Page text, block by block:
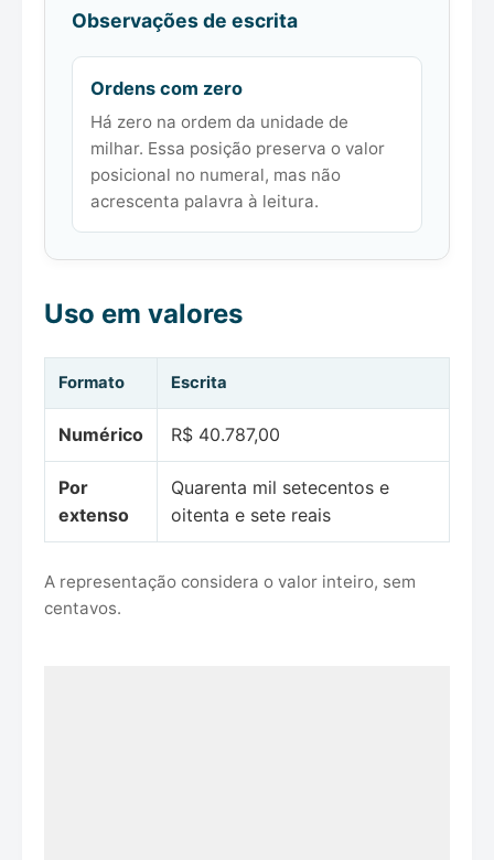
Observações de escrita
Ordens com zero
Há zero na ordem da unidade de
milhar. Essa posição preserva o valor
posicional no numeral, mas não
acrescenta palavra à leitura.
Uso em valores
Formato Escrita
Numérico R$ 40.787,00
Por
extenso
Quarenta mil setecentos e
oitenta e sete reais
A representação considera o valor inteiro, sem
centavos.